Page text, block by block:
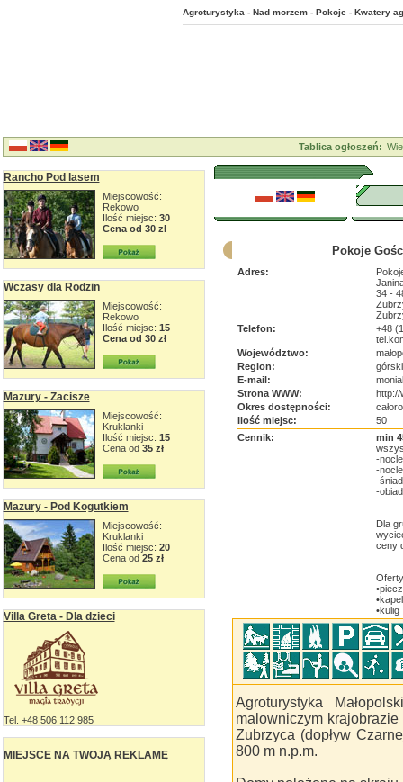
Agroturystyka - Nad morzem - Pokoje - Kwatery
Tablica ogłoszeń:
Rancho Pod lasem
Miejscowość:
Rekowo
Ilość miejsc: 30
Cena od 30 zł
Wczasy dla Rodzin
Miejscowość:
Rekowo
Ilość miejsc: 15
Cena od 30 zł
Mazury - Zacisze
Miejscowość:
Kruklanki
Ilość miejsc: 15
Cena od 35 zł
Mazury - Pod Kogutkiem
Miejscowość:
Kruklanki
Ilość miejsc: 20
Cena od 25 zł
Villa Greta - Dla dzieci
Tel. +48 506 112 985
MIEJSCE NA TWOJĄ REKLAMĘ
Pokoje
Adres:
34 -
Telefon:
+48
Województwo:
Region:
górski
E-mail:
Strona WWW:
http://
Okres dostępności:
Ilość miejsc:
50
Cennik:
min
-
-
-
-
Dla
ceny
•kulig
Agroturystyka
malowniczym
Zubrzyca (dopływ
800 m n.p.m.